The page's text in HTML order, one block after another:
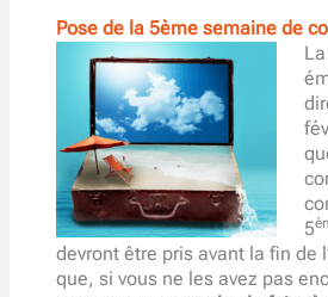
Pose de la 5ème semaine de
5
devront être pris avant la fin de
que, si vous ne les avez pas